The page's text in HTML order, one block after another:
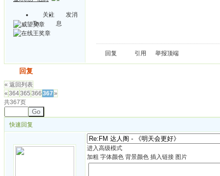
关注
Ta
发消
息
回复 引用 举报顶端
回复
« 返回列表
« 364365 366 367 »
共367页
Go
快速回复
进入高级模式
加粗 字体颜色 背景颜色 插入链接 图片